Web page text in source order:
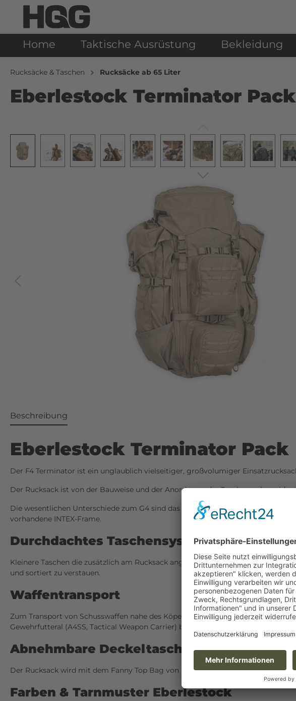
Home Taktische Ausrüstung Bekleidung
Rucksäcke & Taschen Rucksäcke ab 65 Liter
Eberlestock Terminator
Beschreibung
Eberlestock Terminator Pack
Der F4 Terminator ist ein unglaublich vielseitiger, großvolumiger
Der Rucksack ist von der Bauweise und der Anordnung der Taschen nahezu
Die wesentlichen Unterschiede zum G4 sind das hier optional erhältliche, für
vorhandene INTEX-Frame.
Durchdachtes Taschensystem
Kleinere Taschen die zusätzlich am Rucksack angebracht sind, ermöglichen
und sortiert zu verstauen.
Waffentransport
Zum Transport von Schusswaffen nahe des Köperschwerpunktes lässt sich im
Gewehrfutteral (A4SS, Tactical Weapon Carrier) befestigen.
Abnehmbare Deckeltasche
Der Rucksack wird mit dem Fanny Top Bag von Eberlestock ausgeliefert.
Farben & Tarnmuster Eberlestock